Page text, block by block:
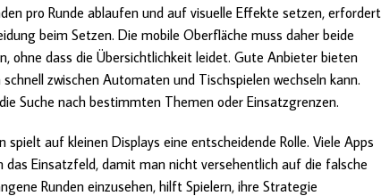
pro Runde ablaufen und auf visuelle Effekte setzen, erfordert
beim Setzen. Die mobile Oberfläche muss daher beide
ohne dass die Übersichtlichkeit leidet. Gute Anbieter bieten
zwischen Automaten und Tischspielen wechseln kann.
Suche nach bestimmten Themen oder Einsatzgrenzen.
auf kleinen Displays eine entscheidende Rolle. Viele Apps
Einsatzfeld, damit man nicht versehentlich auf die falsche
Runden einzusehen, hilft Spielern, ihre Strategie